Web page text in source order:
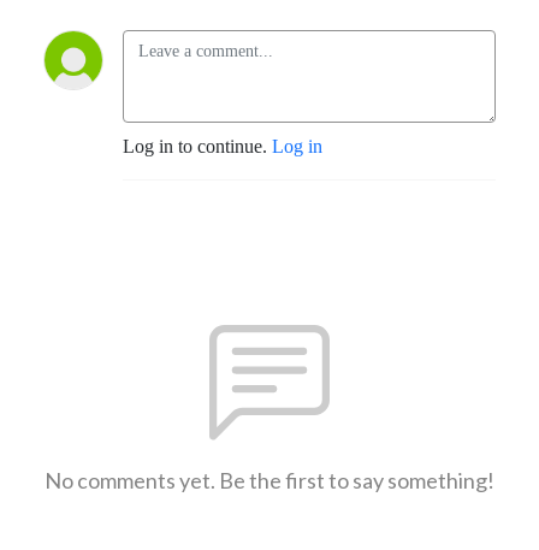
Log in to continue. Log in
No comments yet. Be the first to say something!